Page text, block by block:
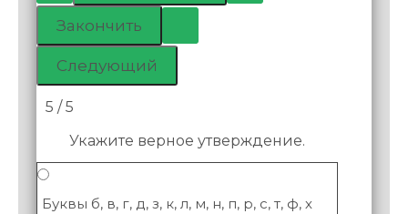
5 / 5
Укажите верное утверждение.
Буквы б, в, г, д, з, к, л, м, н, п, р, с, т, ф, х